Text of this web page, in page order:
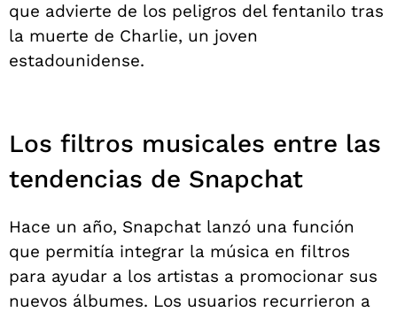
que advierte de los peligros del fentanilo tras
la muerte de Charlie, un joven
estadounidense.
Los filtros musicales entre las
tendencias de Snapchat
Hace un año, Snapchat lanzó una función
que permitía integrar la música en filtros
para ayudar a los artistas a promocionar sus
nuevos álbumes. Los usuarios recurrieron a